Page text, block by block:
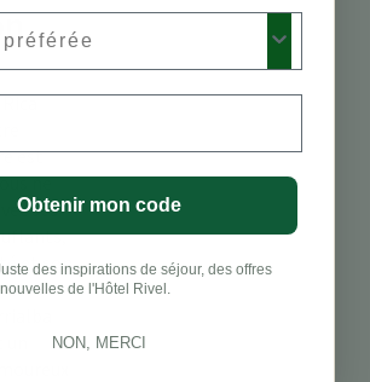
est
ne
ses
et son
Obtenir mon code
des inspirations de séjour, des offres
de l'Hôtel Rivel.
NON, MERCI